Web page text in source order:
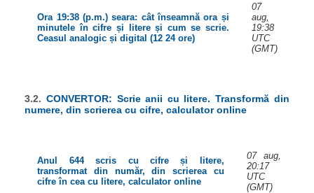
Ora 19:38 (p.m.) seara: cât înseamnă ora și
minutele în cifre și litere și cum se scrie.
Ceasul analogic și digital (12 24 ore)
07
aug,
19:38
UTC
(GMT)
3.2. CONVERTOR: Scrie anii cu litere. Transformă din
numere, din scrierea cu cifre, calculator online
Anul 644 scris cu cifre și litere,
transformat din număr, din scrierea cu
cifre în cea cu litere, calculator online
07 aug,
20:17
UTC
(GMT)